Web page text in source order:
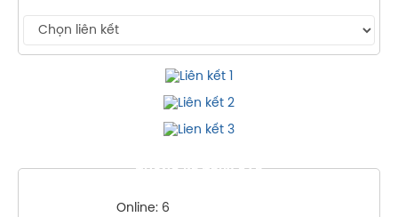
THỐNG KÊ TRUY CẬP
Online: 6